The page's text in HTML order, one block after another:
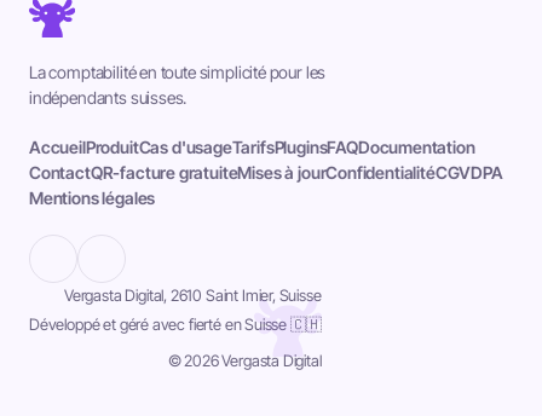
La comptabilité en toute simplicité pour les
indépendants suisses.
AccueilProduitCas d'usageTarifsPluginsFAQDocumentation
ContactQR-facture gratuiteMises à jourConfidentialitéCGVDPA
Mentions légales
Vergasta Digital, 2610 Saint Imier, Suisse
Développé et géré avec fierté en Suisse 🇨🇭
© 2026 Vergasta Digital